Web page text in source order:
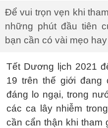
Để vui trọn vẹn khi
những phút đầu tiên
bạn cần có vài mẹo
Tết Dương lịch 2021
19 trên thế giới đang
đáng lo ngại, trong
các ca lây nhiễm
cần cẩn thận khi tham